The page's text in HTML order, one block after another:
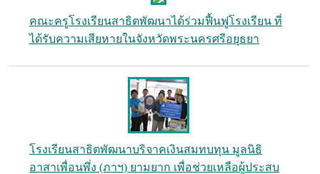
คณะครูโรงเรียนสาธิตพัฒนาได้ร่วมฟื้นฟูโรงเรียน ที่
ได้รับความเสียหายในจังหวัดพระนครศรีอยุธยา
โรงเรียนสาธิตพัฒนาบริจาคเงินสมทบทุน มูลนิธิ
อาสาเพื่อนพึ่ง (ภาฯ) ยามยาก เพื่อช่วยเหลือผู้ประสบ